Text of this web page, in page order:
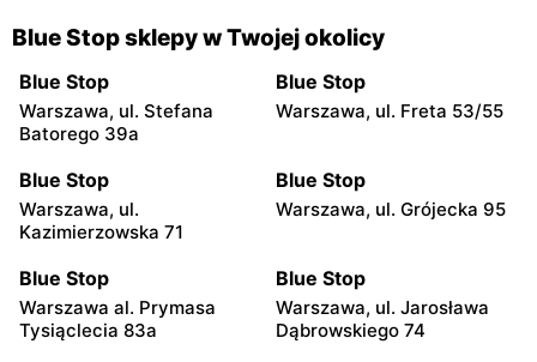
Blue Stop sklepy w Twojej okolicy
Blue Stop
Warszawa, ul. Stefana
Batorego 39a
Blue Stop
Warszawa, ul. Freta 53/55
Blue Stop
Warszawa, ul.
Kazimierzowska 71
Blue Stop
Warszawa, ul. Grójecka 95
Blue Stop
Warszawa al. Prymasa
Tysiąclecia 83a
Blue Stop
Warszawa, ul. Jarosława
Dąbrowskiego 74